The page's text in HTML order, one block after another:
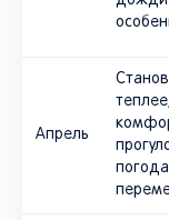
Апрель
погода